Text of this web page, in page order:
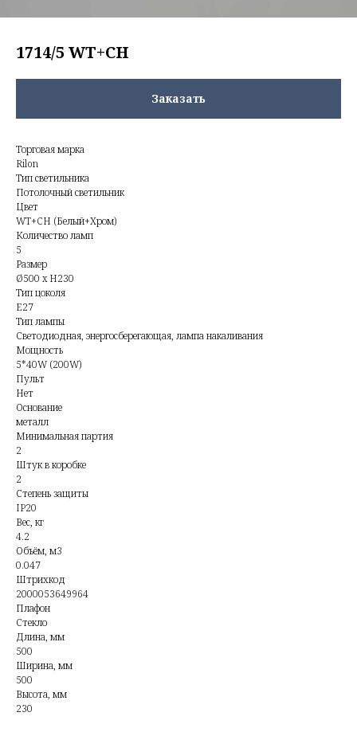
1714/5 WT+CH
Заказать
Торговая марка
Rilon
Тип светильника
Потолочный светильник
Цвет
WT+CH (Белый+Хром)
Количество ламп
5
Размер
Ø500 x H230
Тип цоколя
E27
Тип лампы
Светодиодная, энергосберегающая, лампа накаливания
Мощность
5*40W (200W)
Пульт
Нет
Основание
металл
Минимальная партия
2
Штук в коробке
2
Степень защиты
IP20
Вес, кг
4.2
Объём, м3
0.047
Штрихкод
2000053649964
Плафон
Стекло
Длина, мм
500
Ширина, мм
500
Высота, мм
230